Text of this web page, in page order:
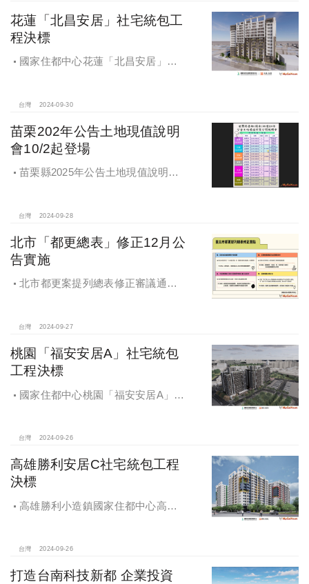
花蓮「北昌安居」社宅統包工
程決標
國家住都中心花蓮「北昌安居」社
台灣 2024-09-30
苗栗202年公告土地現值說明
會10/2起登場
苗栗縣2025年公告土地現值說明會
台灣 2024-09-28
北市「都更總表」修正12月公
告實施
北市都更案提列總表修正審議通過
台灣 2024-09-27
桃園「福安安居A」社宅統包
工程決標
國家住都中心桃園「福安安居A」社
台灣 2024-09-26
高雄勝利安居C社宅統包工程
決標
高雄勝利小造鎮國家住都中心高雄
台灣 2024-09-26
打造台南科技新都 企業投資